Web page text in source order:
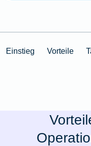
Einstieg Vorteile